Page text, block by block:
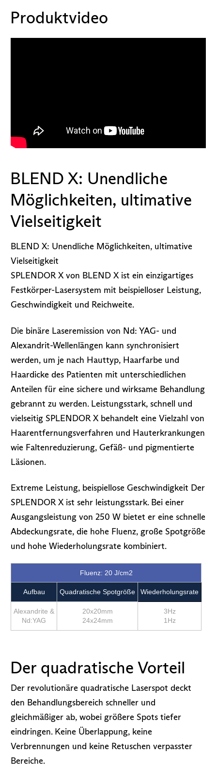
Produktvideo
BLEND X: Unendliche
Möglichkeiten, ultimative
Vielseitigkeit
BLEND X: Unendliche Möglichkeiten, ultimative
Vielseitigkeit
SPLENDOR X von BLEND X ist ein einzigartiges
Festkörper-Lasersystem mit beispielloser Leistung,
Geschwindigkeit und Reichweite.
Die binäre Laseremission von Nd: YAG- und
Alexandrit-Wellenlängen kann synchronisiert
werden, um je nach Hauttyp, Haarfarbe und
Haardicke des Patienten mit unterschiedlichen
Anteilen für eine sichere und wirksame Behandlung
gebrannt zu werden. Leistungsstark, schnell und
vielseitig SPLENDOR X behandelt eine Vielzahl von
Haarentfernungsverfahren und Hauterkrankungen
wie Faltenreduzierung, Gefäß- und pigmentierte
Läsionen.
Extreme Leistung, beispiellose Geschwindigkeit Der
SPLENDOR X ist sehr leistungsstark. Bei einer
Ausgangsleistung von 250 W bietet er eine schnelle
Abdeckungsrate, die hohe Fluenz, große Spotgröße
und hohe Wiederholungsrate kombiniert.
Fluenz: 20 J/cm2
Aufbau Quadratische Spotgröße Wiederholungsrate
Alexandrite &
Nd:YAG
20x20mm
24x24mm
3Hz
1Hz
Der quadratische Vorteil
Der revolutionäre quadratische Laserspot deckt
den Behandlungsbereich schneller und
gleichmäßiger ab, wobei größere Spots tiefer
eindringen. Keine Überlappung, keine
Verbrennungen und keine Retuschen verpasster
Bereiche.